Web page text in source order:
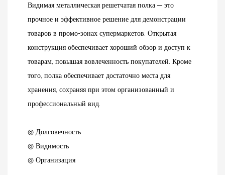
Видимая металлическая решетчатая полка — это
прочное и эффективное решение для демонстрации
товаров в промо-зонах супермаркетов. Открытая
конструкция обеспечивает хороший обзор и доступ к
товарам, повышая вовлеченность покупателей. Кроме
того, полка обеспечивает достаточно места для
хранения, сохраняя при этом организованный и
профессиональный вид.
◎ Долговечность
◎ Видимость
◎ Организация